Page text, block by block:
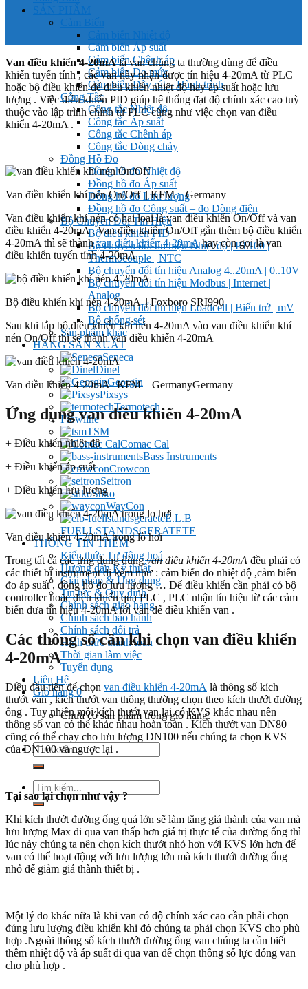
SẢN PHẨM
Cảm Biến
Cảm biến Nhiệt độ
Cảm biến Áp suất
Cảm biến Chênh áp
Cảm biến Đo mức
Cảm biến Dây rút – Hành trình
Công Tắc
Công tắc Nhiệt độ
Công tắc Áp suất
Công tắc Chênh áp
Công tắc Dòng chảy
Đồng Hồ Đo
Đồng hồ đo Nhiệt độ
Đồng hồ đo Áp suất
Đồng hồ đo Lưu lượng
Đồng hồ đo Công suất – đo Dòng điện
Bộ Chuyển Đổi Tín Hiệu
Bộ điều khiển PID
Bộ chuyển đổi tín hiệu Nhiệt độ | PT100 |
Thermocouple | NTC
Bộ chuyển đổi tín hiệu Analog 4..20mA | 0..10V
Bộ chuyển đổi tín hiệu Modbus | Internet |
Analog
Bộ chuyển đổi tín hiệu Loadcell | Biến trở | mV
Bộ chống sét
Sản phẩm khác
HÃNG SẢN XUẤT
Seneca
Dinel
Georgin
Pixsys
Termotech
Flowline
TSM
Comac Cal
Bass Instruments
Crowcon
Seitron
Stiko
WayCon
E.L.B
FUELLSTANDSGERATETE
THÔNG TIN THÊM
Kiến thức Tự đông hoá
Hướng dẫn Kỹ thuật
Giải pháp & Ứng dụng
Tin tức & Quy định
Chính sách giao hàng
Chính sách bảo hành
Chính sách đổi trả
Hình thức thanh toán
Thời gian làm việc
Tuyển dụng
Liên Hệ
Giỏ hàng0
Chưa có sản phẩm trong giỏ hàng.
Tìm
kiếm:
Tìm
kiếm:
Van điều khiển 4-20mAlà van chúng ta thường dùng để điều
khiển tuyến tính , các van này nhận được tín hiệu 4-20mA từ PLC
hoặc bộ điều khiển để điều khiển nhiệt độ hay áp suất hoặc lưu
lượng . Việc điều khiển PID giúp hệ thống đạt độ chính xác cao tuỳ
thuộc vào lập trình chính từ PLC cũng như việc chọn van điều
khiển 4-20mA .
Van điều khiển khí nén On/Off | KFM – Germany
Van điều khiển khí nén có hai loại là van điều khiển On/Off và van
điều khiển 4-20mA . Van điều khiển On/Off gắn thêm bộ điều khiển
4-20mA thì sẽ thànhvan điều khiển 4-20mAhay còn gọi là van
điều khiển tuyến tính 4-20mA .
Bộ điều khiển khí nén 4-20mA | Foxboro SRI990
Sau khi lắp bộ điều khiển khí nén 4-20mA vào van điều khiển khí
nén On/Off thì sẽ thành van điều khiển 4-20mA
Van điều khiển 4-20mA | KFM – GermanyGermany
Ứng dụng van điều khiển 4-20mA
+ Điều khiển nhiệt độ
+ Điều khiển áp suất
+ Điều khiển lưu lượng
Van điều khiển 4-20mA trong lò hơi
Trong tất cả các ứng dụng dùngvan điều khiển 4-20mA đều phải có
các thiết bị instrument đi kèm như : cảm biến đo nhiệt độ ,cảm biến
đo áp suất , đồng hồ đo lưu lượng … Để điều khiển cần phải có bộ
controller hoặc điều khiển qua PLC , PLC nhận tín hiệu từ các cảm
biến đưa tín hiệu 4-20mA tới van để điều khiển van .
Các thông số cần khi chọn van điều khiển
4-20mA
Điều đầu tiên để chọn van điều khiển 4-20mA là thông số kích
thướt van , kích thướt van thông thường chọn theo kích thướt đường
ống . Tuy nhiên mỗi kích thướt van lại có KVS khác nhau nên
thông số van có thể khác nhau hoàn toàn . Kích thướt van DN80
cũng có thể chạy cho lưu lượng DN100 nếu chúng ta chọn KVS
của DN100 và ngược lại .
Tại sao lại chọn như vậy ?
Khi kích thướt đường ống quá lớn sẽ làm tăng giá thành của van mà
lưu lượng Max đi qua van thấp hơn giá trị thực tế của đường ống thì
lúc này chúng ta nên chọn kích thướt nhỏ hơn với KVS lớn hơn để
van có thể hoạt động với lưu lượng lớn mà kích thướt đường ống
nhỏ để giảm giá thành thiết bị .
Một lý do khác nữa là khi van có độ chính xác cao cần phải chọn
đúng lưu lượng điều khiển khi đó chúng ta phải chọn KVS cho phù
hợp .Ngoài thông số kích thướt đường ống van chúng ta cần biết
thêm nhiệt độ và áp suất đi qua van để chọn thông số lực đóng van
cho phù hợp .